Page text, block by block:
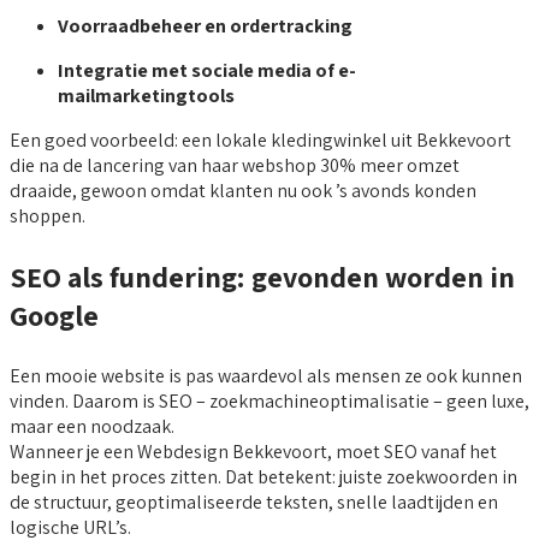
Voorraadbeheer en ordertracking
Integratie met sociale media of e-
mailmarketingtools
Een goed voorbeeld: een lokale kledingwinkel uit Bekkevoort
die na de lancering van haar webshop 30% meer omzet
draaide, gewoon omdat klanten nu ook ’s avonds konden
shoppen.
SEO als fundering: gevonden worden in
Google
Een mooie website is pas waardevol als mensen ze ook kunnen
vinden. Daarom is SEO – zoekmachineoptimalisatie – geen luxe,
maar een noodzaak.
Wanneer je een Webdesign Bekkevoort, moet SEO vanaf het
begin in het proces zitten. Dat betekent: juiste zoekwoorden in
de structuur, geoptimaliseerde teksten, snelle laadtijden en
logische URL’s.